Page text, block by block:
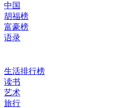
中国
胡福榜
富豪榜
语录
生活排行榜
读书
艺术
旅行